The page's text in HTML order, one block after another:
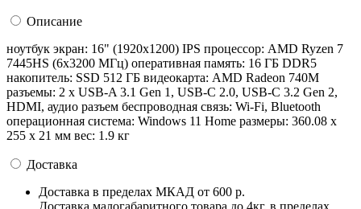
Описание
ноутбук экран: 16" (1920x1200) IPS процессор: AMD Ryzen 7
7445HS (6x3200 МГц) оперативная память: 16 ГБ DDR5
накопитель: SSD 512 ГБ видеокарта: AMD Radeon 740M
разъемы: 2 x USB-A 3.1 Gen 1, USB-C 2.0, USB-C 3.2 Gen 2,
HDMI, аудио разъем беспроводная связь: Wi-Fi, Bluetooth
операционная система: Windows 11 Home pазмеры: 360.08 x
255 x 21 мм вес: 1.9 кг
Доставка
Доставка в пределах МКАД от 600 р.
Доставка малогабаритного товара до 4кг, в пределах